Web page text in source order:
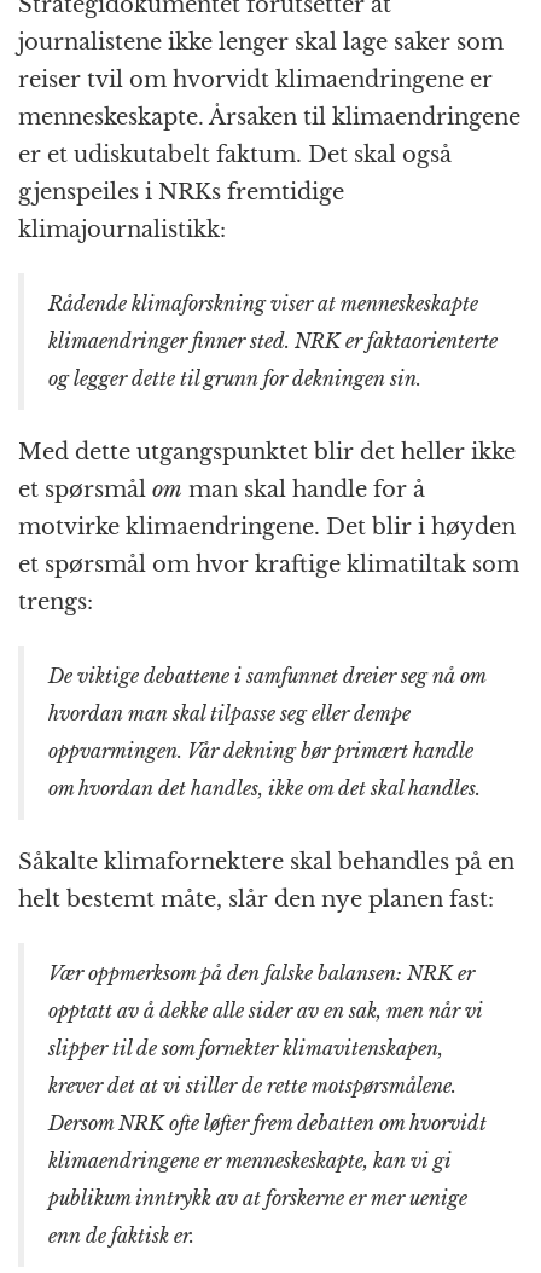
Strategidokumentet forutsetter at
journalistene ikke lenger skal lage saker som
reiser tvil om hvorvidt klimaendringene er
menneskeskapte. Årsaken til klimaendringene
er et udiskutabelt faktum. Det skal også
gjenspeiles i NRKs fremtidige
klimajournalistikk:
Rådende klimaforskning viser at menneskeskapte
klimaendringer finner sted. NRK er faktaorienterte
og legger dette til grunn for dekningen sin.
Med dette utgangspunktet blir det heller ikke
et spørsmål om man skal handle for å
motvirke klimaendringene. Det blir i høyden
et spørsmål om hvor kraftige klimatiltak som
trengs:
De viktige debattene i samfunnet dreier seg nå om
hvordan man skal tilpasse seg eller dempe
oppvarmingen. Vår dekning bør primært handle
om hvordan det handles, ikke om det skal handles.
Såkalte klimafornektere skal behandles på en
helt bestemt måte, slår den nye planen fast:
Vær oppmerksom på den falske balansen: NRK er
opptatt av å dekke alle sider av en sak, men når vi
slipper til de som fornekter klimavitenskapen,
krever det at vi stiller de rette motspørsmålene.
Dersom NRK ofte løfter frem debatten om hvorvidt
klimaendringene er menneskeskapte, kan vi gi
publikum inntrykk av at forskerne er mer uenige
enn de faktisk er.